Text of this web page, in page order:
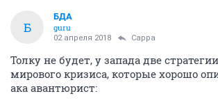
Б
БДА
guru
02 апреля 2018 Сарра
Толку не будет, у запада две
мирового кризиса, которые хорошо
ака авантюрист: